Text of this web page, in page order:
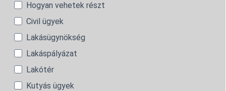
Hogyan vehetek részt
Civil ügyek
Lakásügynökség
Lakáspályázat
Lakótér
Kutyás ügyek